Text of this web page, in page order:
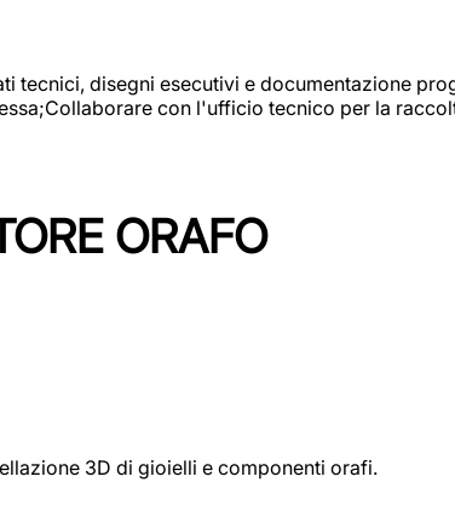
tecnici, disegni esecutivi e documentazione
con l'ufficio tecnico per la
ORAFO
3D di gioielli e componenti orafi.